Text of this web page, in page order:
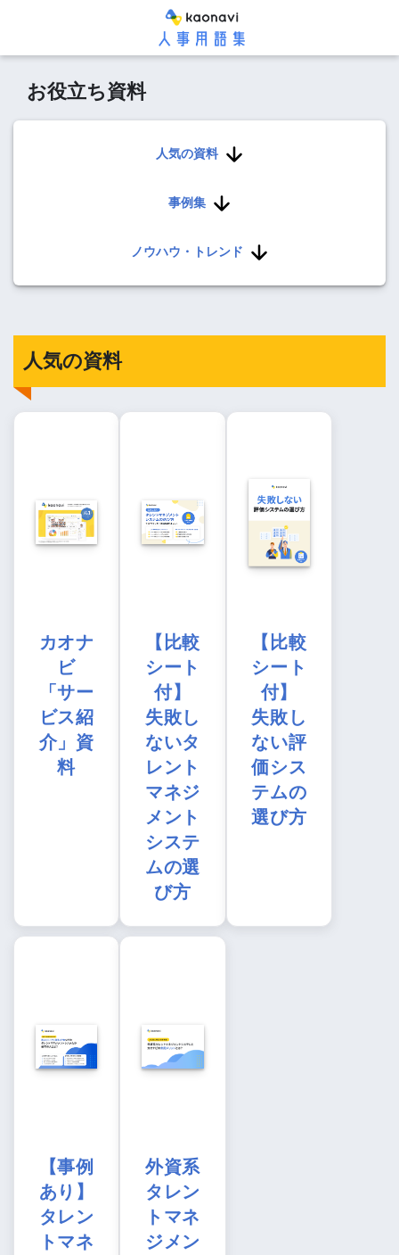
お役立ち資料
人気の資料
事例集
ノウハウ・トレンド
人気の資料
カオナ
ビ
「サー
ビス紹
介」資
料
【比較
シート
付】
失敗し
ないタ
レント
マネジ
メント
システ
ムの選
び方
【比較
シート
付】
失敗し
ない評
価シス
テムの
選び方
【事例
あり】
タレン
トマネ
外資系
タレン
トマネ
ジメン